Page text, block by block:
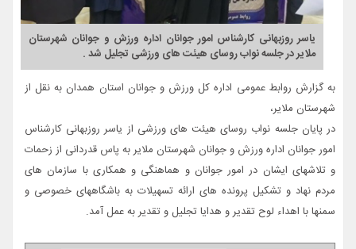
یاسر روزبهانی کارشناس امور جوانان اداره ورزش و جوانان شهرستان
ملایر در جلسه نواب روسای هیئت های ورزشی تجلیل شد .
به گزارش روابط عمومی اداره کل ورزش و جوانان استان همدان به نقل از
شهرستان ملایر،
در پایان جلسه نواب روسای هیئت های ورزشی از یاسر روزبهانی کارشناس
امور جوانان اداره ورزش و جوانان شهرستان ملایر به پاس قدردانی از زحمات
و تلاشهای ایشان در امور جوانان و هماهنگی و همکاری با سازمان های
مردم نهاد و تشکیل پرونده های ارائه تسهیلات به باشگاههای خصوصی و
سمنها با اهداء لوح تقدیر و هدایا تجلیل و تقدیر به عمل آمد.